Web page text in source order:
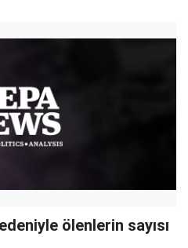
ölenlerin sayısı